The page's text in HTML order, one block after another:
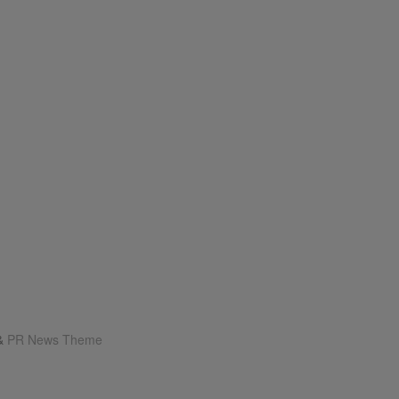
PR News Theme